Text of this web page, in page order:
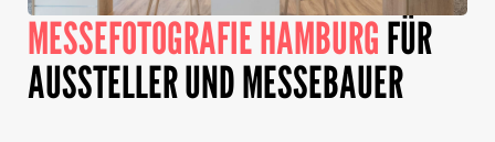
MESSEFOTOGRAFIE HAMBURGFÜR
AUSSTELLER UND MESSEBAUER